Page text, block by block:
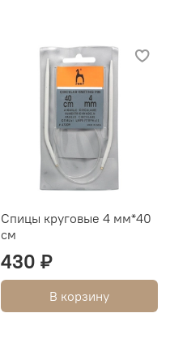
Спицы круговые 4 мм*40
см
430 ₽
В корзину